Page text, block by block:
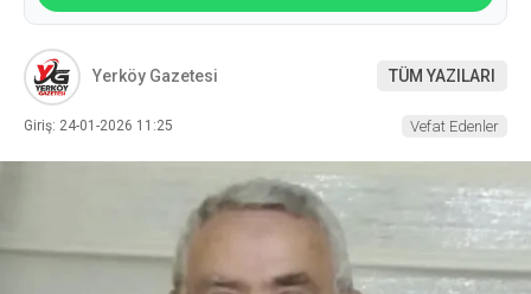
Yerköy Gazetesi TÜM YAZILARI
Giriş: 24-01-2026 11:25 Vefat Edenler